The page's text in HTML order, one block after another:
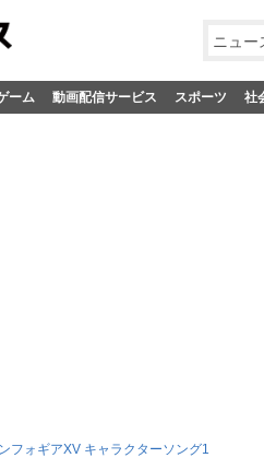
ニュー
ーム 動画配信サービス スポーツ 社
フォギアXV キャラクターソング1